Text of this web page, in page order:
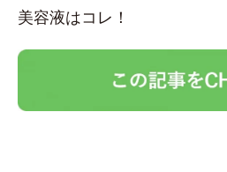
美容液はコレ！